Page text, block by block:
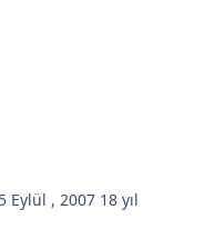
Eylül , 2007 18 yıl